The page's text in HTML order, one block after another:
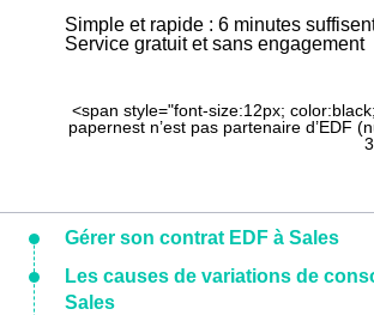
Simple et rapide : 6 minutes
Service gratuit et sans engagement
<span style="font-size:12px;
papernest n’est pas partenaire d’EDF
Gérer son contrat EDF à Sales
Les causes de variations de
Sales